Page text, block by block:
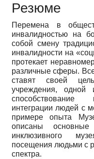
Резюме
Перемена в
инвалидностью на
собой смену
инвалидности на
протекает
различные сферы.
ставят своей
учреждения, одной
способствование
интеграции людей с
примере опыта
описаны
инклюзивного
посещения людьми с
спектра.